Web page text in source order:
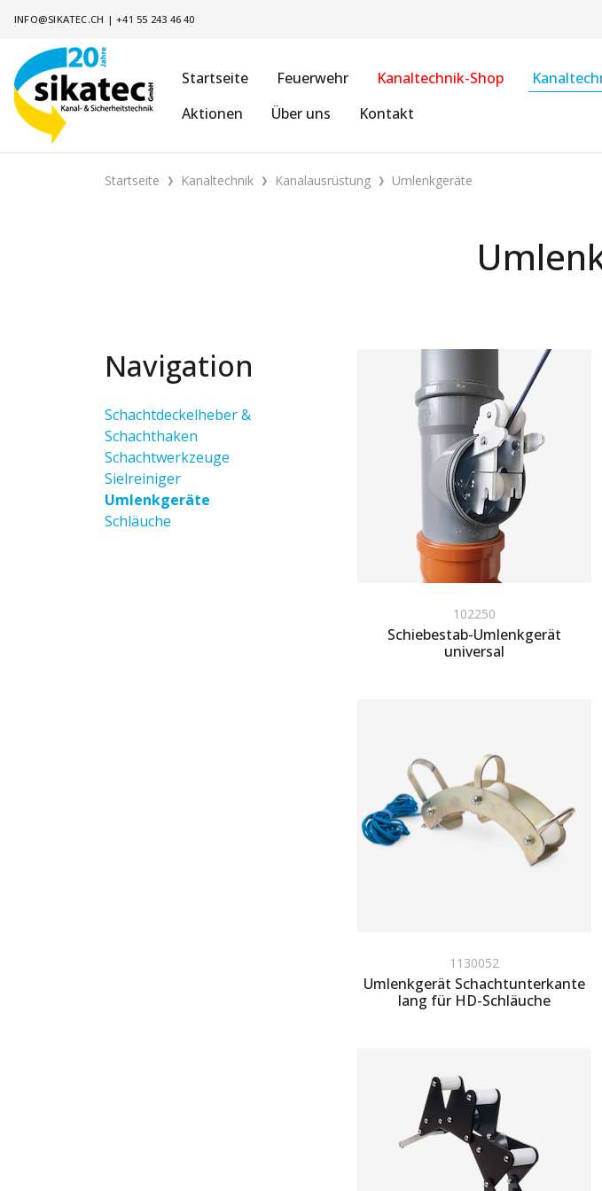
INFO@SIKATEC.CH |+41 55 243 46 40
Startseite Feuerwehr
Aktionen
Über uns Kontakt
Kanaltechnik-Shop
Startseite Kanaltechnik Kanalausrüstung Umlenkgeräte
Navigation
Schachtdeckelheber &
Schachthaken
Schachtwerkzeuge
Sielreiniger
Umlenkgeräte
Schläuche
102250
Schiebestab-Umlenkgerät
universal
1130052
Umlenkgerät Schachtunterkante
lang für HD-Schläuche